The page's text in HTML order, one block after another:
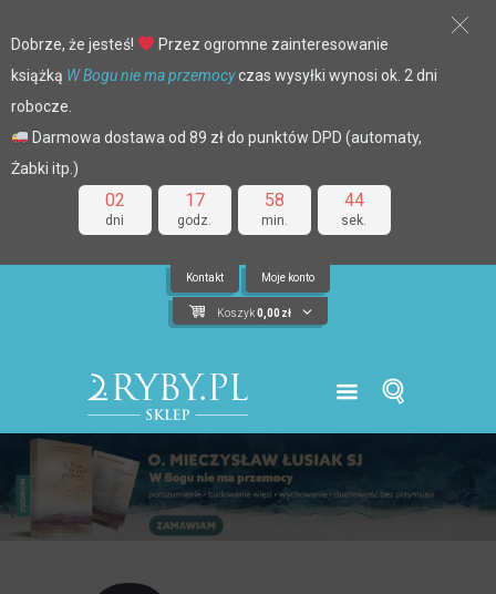
02
dni
17
godz.
58
min.
43
sek.
Dobrze, że jesteś!
Przez ogromne zainteresowanie
książką W Bogu nie ma przemocyczas wysyłki wynosi ok. 2 dni
robocze.
Darmowa dostawa od 89 zł do punktów DPD (automaty,
Żabki itp.)
Kontakt Moje konto
Koszyk 0,00 zł